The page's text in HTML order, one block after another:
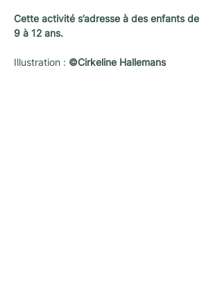
Cette activité s’adresse à des enfants de
9 à 12 ans.
Illustration : ©Cirkeline Hallemans